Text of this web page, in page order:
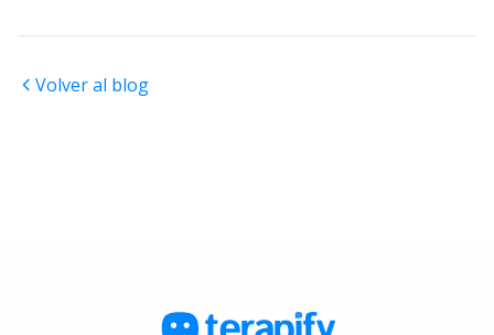
Volver al blog